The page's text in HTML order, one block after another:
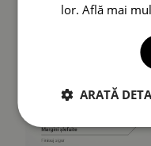
lor.Află mai
ARATĂ